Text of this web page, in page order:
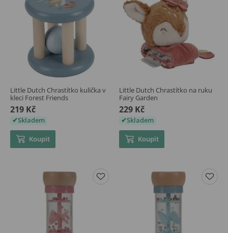
Little Dutch Chrastítko kulička v
kleci Forest Friends
219 Kč
Skladem
Koupit
Little Dutch Chrastítko na ruku
Fairy Garden
229 Kč
Skladem
Koupit